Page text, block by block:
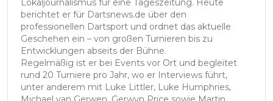
Lokaljournalismus für eine Tageszeitung. Heute
berichtet er für Dartsnews.de über den
professionellen Dartsport und ordnet das aktuelle
Geschehen ein – von großen Turnieren bis zu
Entwicklungen abseits der Bühne.
Regelmäßig ist er bei Events vor Ort und begleitet
rund 20 Turniere pro Jahr, wo er Interviews führt,
unter anderem mit Luke Littler, Luke Humphries,